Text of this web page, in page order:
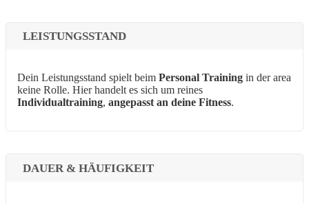
LEISTUNGSSTAND
Dein Leistungsstand spielt beim Personal Training in der area
keine Rolle. Hier handelt es sich um reines
Individualtraining, angepasst an deine Fitness.
DAUER & HÄUFIGKEIT